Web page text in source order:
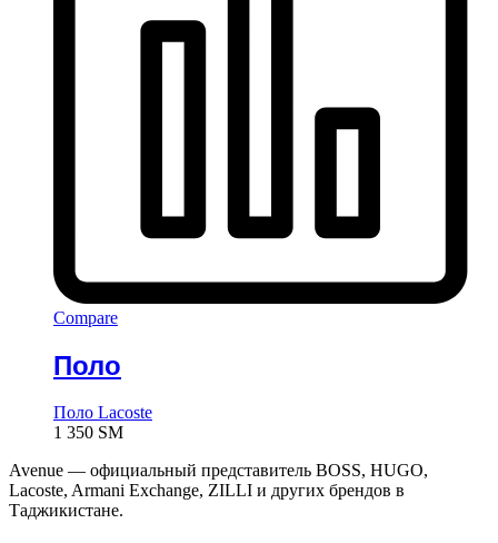
Compare
Поло
Поло Lacoste
1 350 ЅМ
Avenue — официальный представитель BOSS, HUGO,
Lacoste, Armani Exchange, ZILLI и других брендов в
Таджикистане.